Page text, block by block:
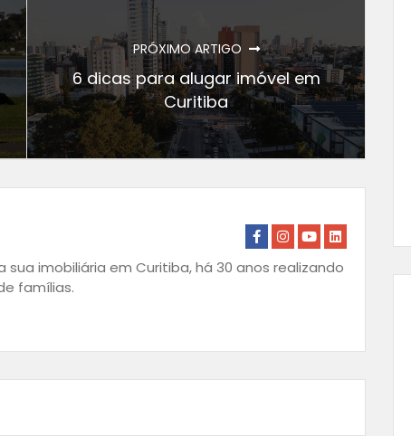
PRÓXIMO ARTIGO
6 dicas para alugar imóvel em
Curitiba
sua imobiliária em Curitiba, há 30 anos realizando
famílias.